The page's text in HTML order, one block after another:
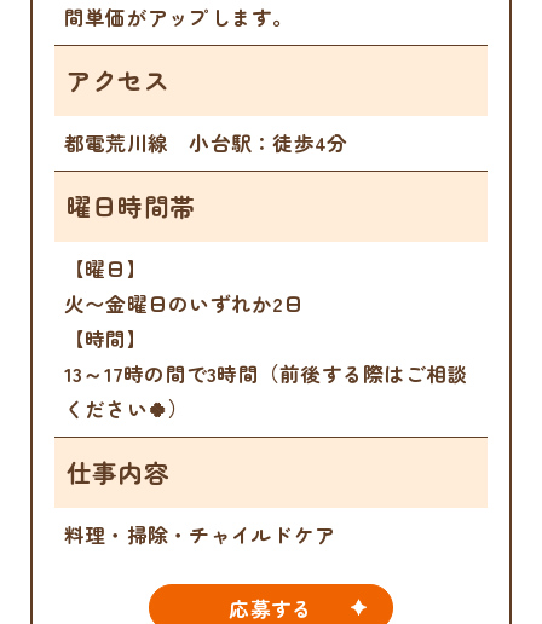
間単価がアップします。
アクセス
都電荒川線 小台駅：徒歩4分
曜日時間帯
【曜日】
火〜金曜日のいずれか2日
【時間】
13～17時の間で3時間（前後する際はご相談
ください🍀）
仕事内容
料理・掃除・チャイルドケア
応募する